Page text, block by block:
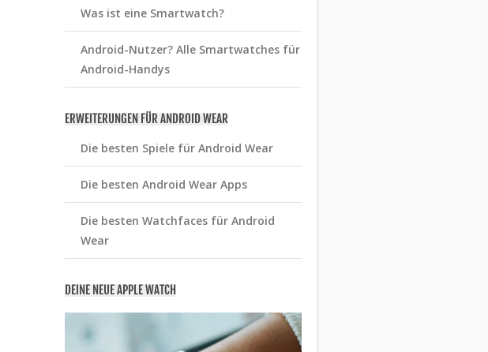
Was ist eine Smartwatch?
Android-Nutzer? Alle Smartwatches für
Android-Handys
ERWEITERUNGEN FÜR ANDROID WEAR
Die besten Spiele für Android Wear
Die besten Android Wear Apps
Die besten Watchfaces für Android
Wear
DEINE NEUE APPLE WATCH